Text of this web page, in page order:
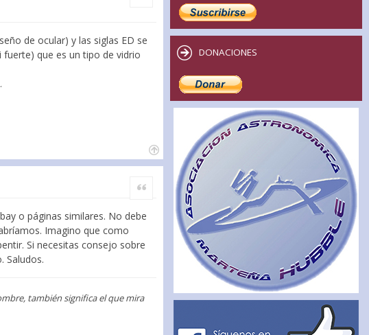
de ocular) y las siglas ED se
que es un tipo de vidrio
Citar
o páginas similares. No debe
Imagino que como
Si necesitas consejo sobre
Saludos.
también significa el que mira
DONACIONES